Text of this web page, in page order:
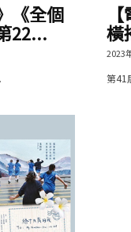
《全個
22... 橫
2023
第41